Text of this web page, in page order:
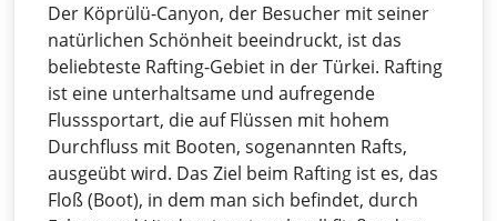
Der Köprülü-Canyon, der Besucher mit seiner
natürlichen Schönheit beeindruckt, ist das
beliebteste Rafting-Gebiet in der Türkei. Rafting
ist eine unterhaltsame und aufregende
Flusssportart, die auf Flüssen mit hohem
Durchfluss mit Booten, sogenannten Rafts,
ausgeübt wird. Das Ziel beim Rafting ist es, das
Floß (Boot), in dem man sich befindet, durch